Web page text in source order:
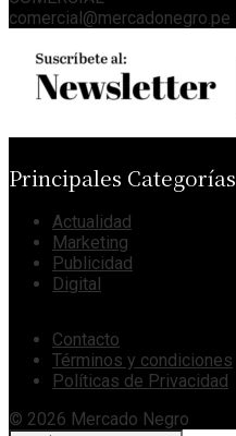
comercial@mercadonegro.pe
Principales Categorías
Actualidad
Marketing
Publicidad
Digital
Contacto
Términos y condiciones
Políticas de Privacidad
© 2026 Mercado Negro